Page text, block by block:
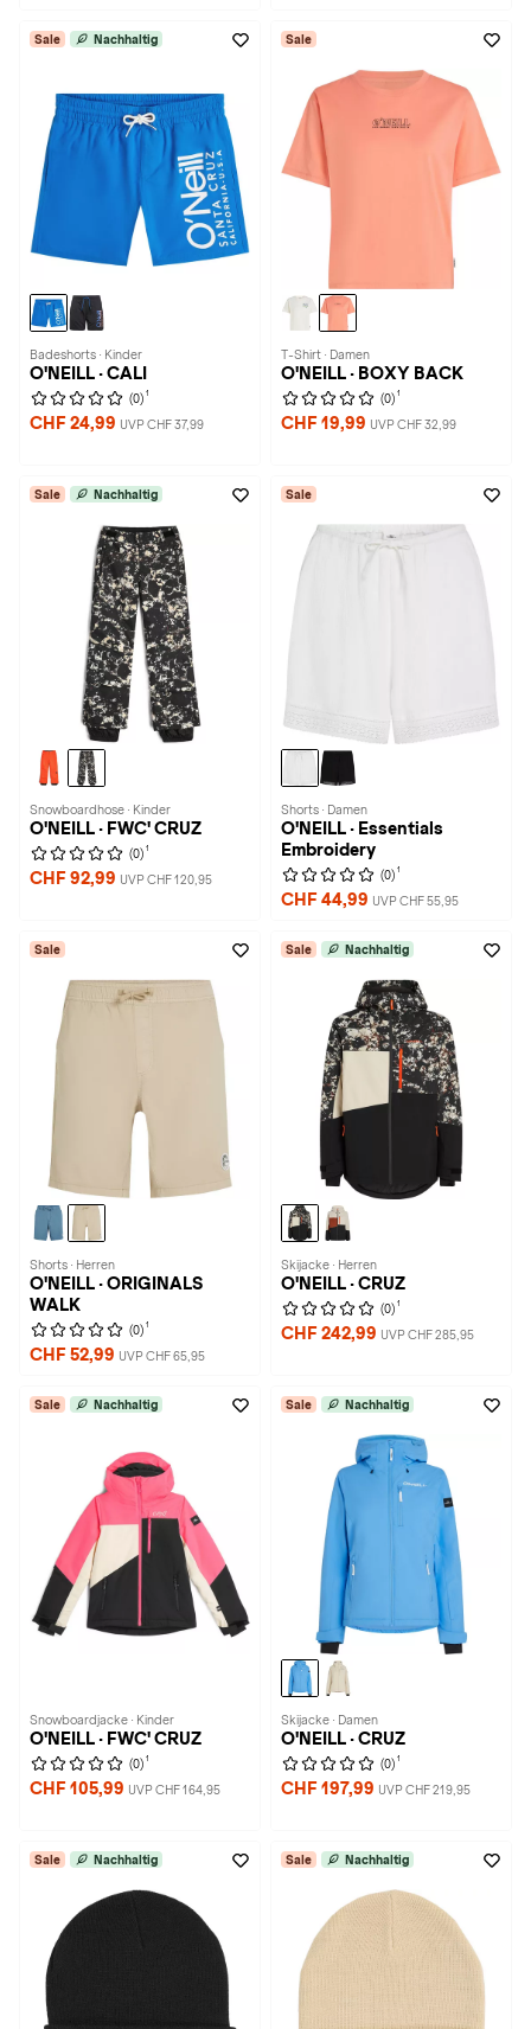
Sale Nachhaltig
Badeshorts · Kinder
O'NEILL · CALI
(0) 1
CHF 24,99 UVP CHF 37,99
Sale
T-Shirt · Damen
O'NEILL · BOXY BACK
(0) 1
CHF 19,99 UVP CHF 32,99
Sale Nachhaltig
Snowboardhose · Kinder
O'NEILL · FWC' CRUZ
(0) 1
CHF 92,99 UVP CHF 120,95
Sale
Shorts · Damen
O'NEILL · Essentials
Embroidery
(0) 1
CHF 44,99 UVP CHF 55,95
Sale
Shorts · Herren
O'NEILL · ORIGINALS
WALK
(0) 1
CHF 52,99 UVP CHF 65,95
Sale Nachhaltig
Skijacke · Herren
O'NEILL · CRUZ
(0) 1
CHF 242,99 UVP CHF 285,95
Sale Nachhaltig
Snowboardjacke · Kinder
O'NEILL · FWC' CRUZ
(0) 1
CHF 105,99 UVP CHF 164,95
Sale Nachhaltig
Skijacke · Damen
O'NEILL · CRUZ
(0) 1
CHF 197,99 UVP CHF 219,95
Sale Nachhaltig Sale Nachhaltig